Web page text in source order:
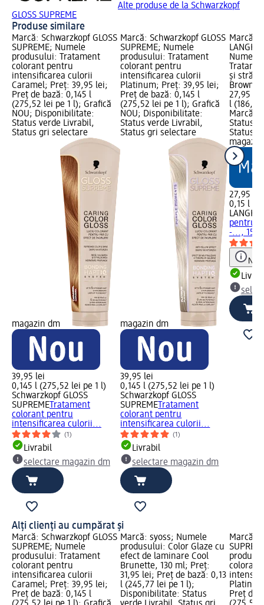
Alte produse de la Schwarzkopf
GLOSS SUPREME
Produse similare
Marcă: Schwarzkopf GLOSS
SUPREME; Numele
produsului: Tratament
colorant pentru
intensificarea culorii
Caramel; Preț: 39,95 lei;
Preț de bază: 0,145 l
(275,52 lei pe 1 l); Grafică
NOU; Disponibilitate:
Status verde Livrabil,
Status gri selectare
magazin dm
39,95 lei
0,145 l (275,52 lei pe 1 l)
Schwarzkopf GLOSS
SUPREME Tratament
colorant pentru
intensificarea culorii...
(1)
Livrabil
selectare magazin dm
Marcă: Schwarzkopf GLOSS
SUPREME; Numele
produsului: Tratament
colorant pentru
intensificarea culorii
Platinum; Preț: 39,95 lei;
Preț de bază: 0,145 l
(275,52 lei pe 1 l); Grafică
NOU; Disponibilitate:
Status verde Livrabil,
Status gri selectare
magazin dm
39,95 lei
0,145 l (275,52 lei pe 1 l)
Schwarzkopf GLOSS
SUPREME Tratament
colorant pentru
intensificarea culorii...
(1)
Livrabil
selectare magazin dm
Marcă:
Numele
și
Brown,
27,95
l
Marcă
Status
Status
27,95 lei
0,15 l
pentru
-..., 150
Notă
Alți clienți au cumpărat și
Marcă: Schwarzkopf GLOSS
SUPREME; Numele
produsului: Tratament
colorant pentru
intensificarea culorii
Caramel; Preț: 39,95 lei;
Preț de bază: 0,145 l
Marcă: syoss; Numele
produsului: Color Glaze cu
efect de laminare Cool
Brunette, 130 ml; Preț:
31,95 lei; Preț de bază: 0,13
l (245,77 lei pe 1 l);
Disponibilitate: Status
Marcă:
colorant
Preț de